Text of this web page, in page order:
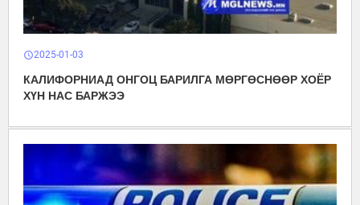
schedule2025-01-03
КАЛИФОРНИАД ОНГОЦ БАРИЛГА МӨРГӨСНӨӨР ХОЁР
ХҮН НАС БАРЖЭЭ